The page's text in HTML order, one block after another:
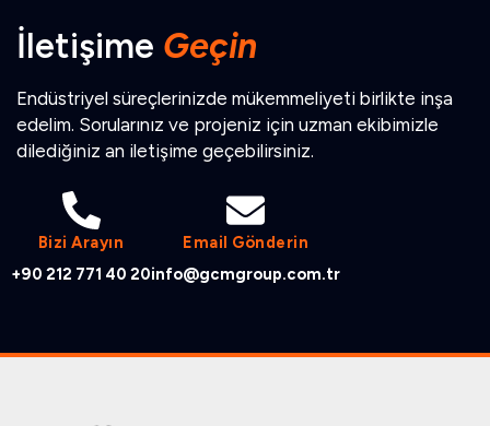
İletişime Geçin
Endüstriyel süreçlerinizde mükemmeliyeti birlikte inşa
edelim. Sorularınız ve projeniz için uzman ekibimizle
dilediğiniz an iletişime geçebilirsiniz.
Bizi Arayın
+90 212 771 40 20
Email Gönderin
info@gcmgroup.com.tr